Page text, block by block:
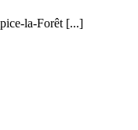
la-Forêt [...]